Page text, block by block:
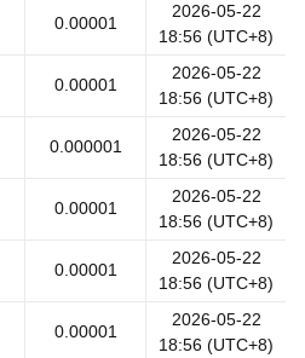
0.00001
2026-05-22
18:56 (UTC+8)
0.00001
2026-05-22
18:56 (UTC+8)
0.000001
2026-05-22
18:56 (UTC+8)
0.00001
2026-05-22
18:56 (UTC+8)
0.00001
2026-05-22
18:56 (UTC+8)
0.00001
2026-05-22
18:56 (UTC+8)